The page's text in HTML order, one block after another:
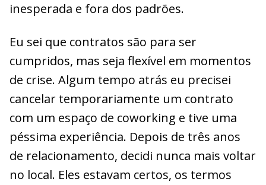
inesperada e fora dos padrões.
Eu sei que contratos são para ser
cumpridos, mas seja flexível em momentos
de crise. Algum tempo atrás eu precisei
cancelar temporariamente um contrato
com um espaço de coworking e tive uma
péssima experiência. Depois de três anos
de relacionamento, decidi nunca mais voltar
no local. Eles estavam certos, os termos